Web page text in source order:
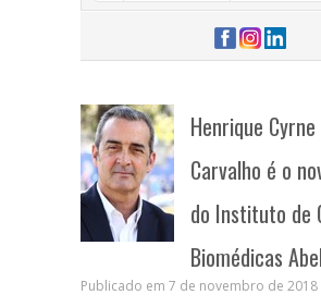
Henrique
Carvalho é o
do Instituto de
Biomédicas
Publicado em 7 de novembro de 2018